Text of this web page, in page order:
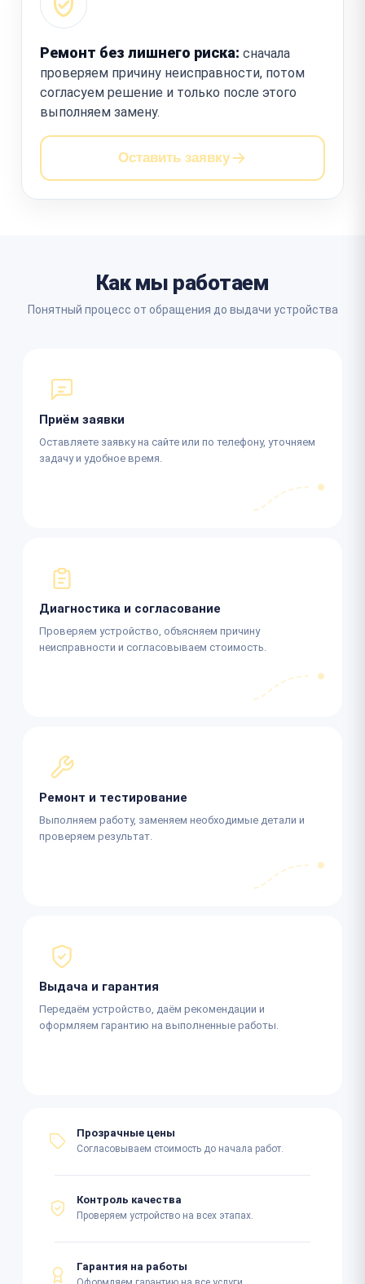
Ремонт без лишнего риска: сначала
проверяем причину неисправности, потом
согласуем решение и только после этого
выполняем замену.
Оставить заявку
Как мы работаем
Понятный процесс от обращения до выдачи устройства
Приём заявки
Оставляете заявку на сайте или по телефону, уточняем
задачу и удобное время.
Диагностика и согласование
Проверяем устройство, объясняем причину
неисправности и согласовываем стоимость.
Ремонт и тестирование
Выполняем работу, заменяем необходимые детали и
проверяем результат.
Выдача и гарантия
Передаём устройство, даём рекомендации и
оформляем гарантию на выполненные работы.
Прозрачные цены
Согласовываем стоимость до начала работ.
Контроль качества
Проверяем устройство на всех этапах.
Гарантия на работы